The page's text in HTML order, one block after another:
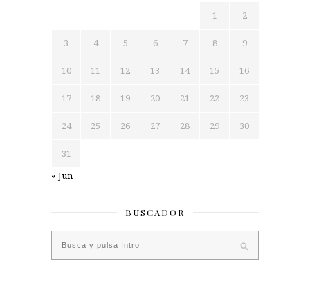
1 2
3 4 5 6 7 8 9
10 11 12 13 14 15 16
17 18 19 20 21 22 23
24 25 26 27 28 29 30
31
« Jun
BUSCADOR